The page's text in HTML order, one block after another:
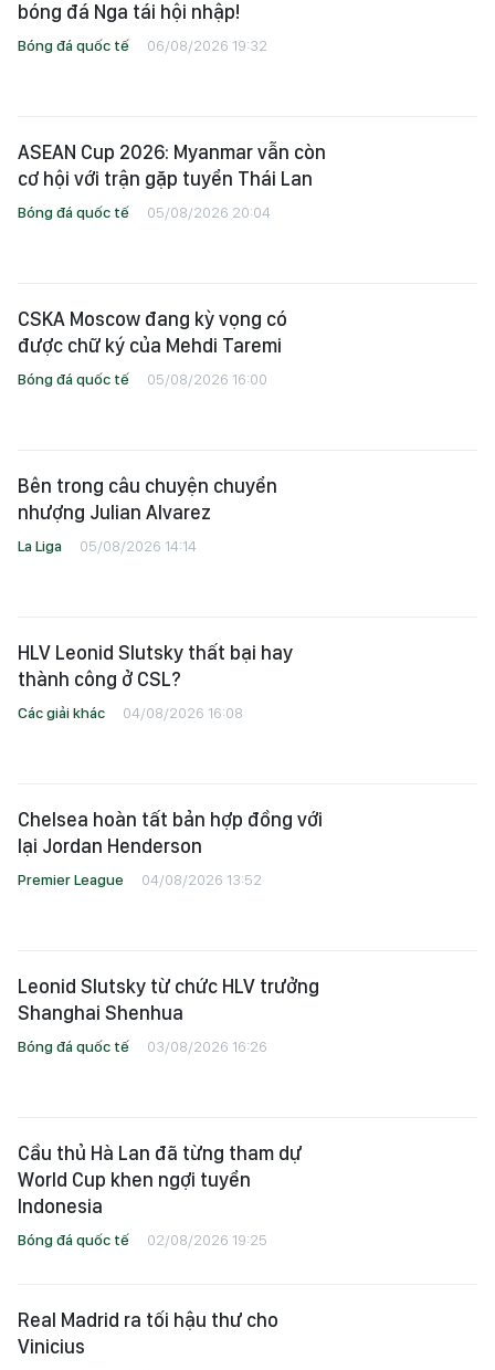
bóng đá Nga tái hội nhập!
Bóng đá quốc tế 06/08/2026 19:32
ASEAN Cup 2026: Myanmar vẫn còn
cơ hội với trận gặp tuyển Thái Lan
Bóng đá quốc tế 05/08/2026 20:04
CSKA Moscow đang kỳ vọng có
được chữ ký của Mehdi Taremi
Bóng đá quốc tế 05/08/2026 16:00
Bên trong câu chuyện chuyển
nhượng Julian Alvarez
La Liga 05/08/2026 14:14
HLV Leonid Slutsky thất bại hay
thành công ở CSL?
Các giải khác 04/08/2026 16:08
Chelsea hoàn tất bản hợp đồng với
lại Jordan Henderson
Premier League 04/08/2026 13:52
Leonid Slutsky từ chức HLV trưởng
Shanghai Shenhua
Bóng đá quốc tế 03/08/2026 16:26
Cầu thủ Hà Lan đã từng tham dự
World Cup khen ngợi tuyển
Indonesia
Bóng đá quốc tế 02/08/2026 19:25
Real Madrid ra tối hậu thư cho
Vinicius